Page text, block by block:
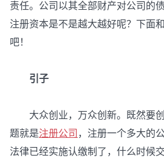
责任。公司以其全部财产对公司的
注册资本是不是越大越好呢？下面
吧！
引子
大众创业，万众创新。既然要创
题就是注册公司 ，注册一个多大的
法律已经实施认缴制了，什么时候